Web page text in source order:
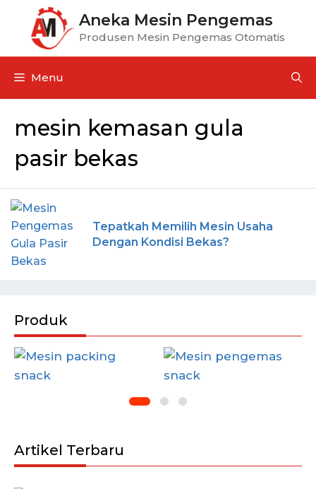
Aneka Mesin Pengemas
Produsen Mesin Pengemas Otomatis
Menu
mesin kemasan gula
pasir bekas
Tepatkah Memilih Mesin Usaha
Dengan Kondisi Bekas?
Produk
Artikel Terbaru